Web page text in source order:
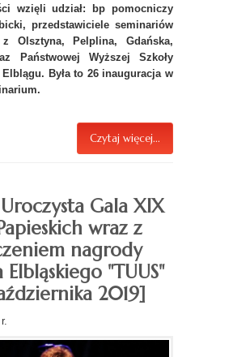
wzięli udział: bp pomocniczy
przedstawiciele seminariów
Olsztyna, Pelplina, Gdańska,
Państwowej Wyższej Szkoły
Była to 26 inauguracja w
Czytaj więcej...
Gala XIX
wraz z
nagrody
Elbląskiego "TUUS"
2019]